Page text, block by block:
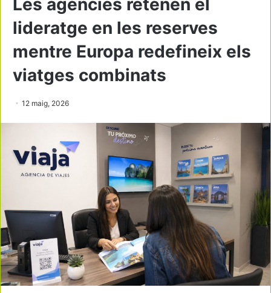
Les agències retenen el
lideratge en les reserves
mentre Europa redefineix els
viatges combinats
12 maig, 2026